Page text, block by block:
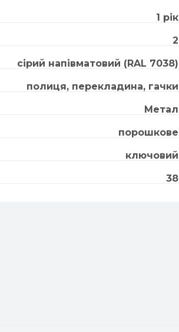
1 рік
2
сірий напівматовий (RAL 7038)
полиця, перекладина, гачки
Метал
порошкове
ключовий
38